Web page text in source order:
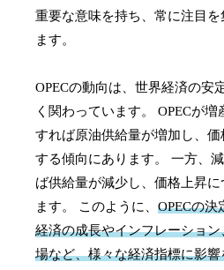
重要な意味を持ち、常に注目を
ます。
OPECの動向は、世界経済の安
く関わっています。 OPECが増
すれば原油供給量が増加し、価
する傾向にあります。 一方、
ば供給量が減少し、価格上昇に
ます。 このように、OPECの決
経済の成長やインフレーション
場など、様々な経済指標に影響